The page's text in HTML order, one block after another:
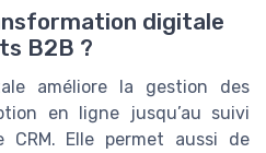
digitale
B2B ?
améliore la gestion des
en ligne jusqu’au suivi
CRM. Elle permet aussi de